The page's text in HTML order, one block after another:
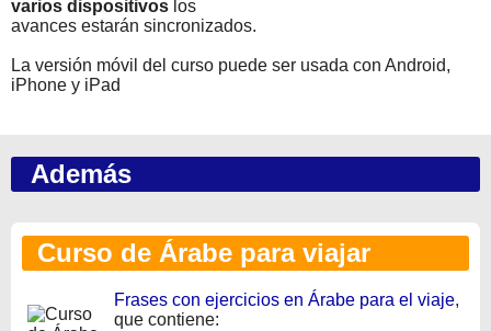
varios dispositivos los
avances estarán sincronizados.
La versión móvil del curso puede ser usada con Android,
iPhone y iPad
Además
Curso de Árabe para viajar
Frases con ejercicios en Árabe para el viaje,
que contiene: